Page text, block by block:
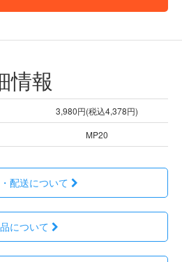
情報
3,980円(税込4,378円)
MP20
配送について
について